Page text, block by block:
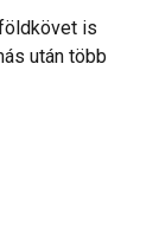
is
után több